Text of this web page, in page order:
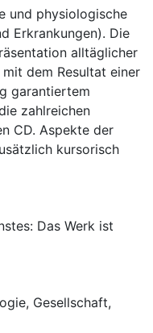
und physiologische
Erkrankungen). Die
alltäglicher
dem Resultat einer
garantiertem
zahlreichen
CD. Aspekte der
kursorisch
Das Werk ist
Gesellschaft,